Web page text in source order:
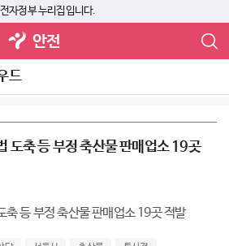
자정부 누리집입니다.
안전
드
도축 등 부정 축산물 판매업소 19곳
축 등 부정 축산물 판매업소 19곳 적발